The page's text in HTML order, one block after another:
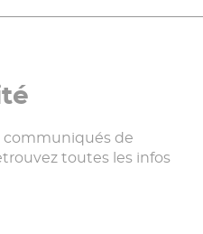
communiqués de
toutes les infos